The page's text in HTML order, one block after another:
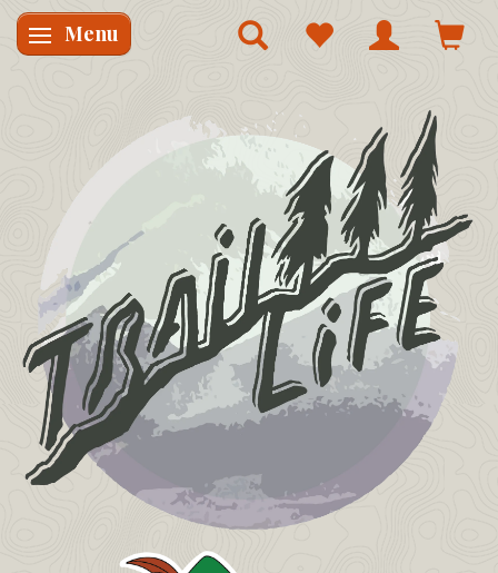
Skifte navigation
Menu